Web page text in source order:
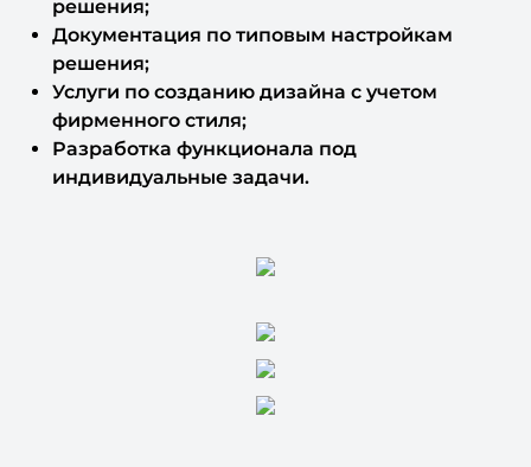
решения;
Документация по типовым настройкам
решения;
Услуги по созданию дизайна с учетом
фирменного стиля;
Разработка функционала под
индивидуальные задачи.